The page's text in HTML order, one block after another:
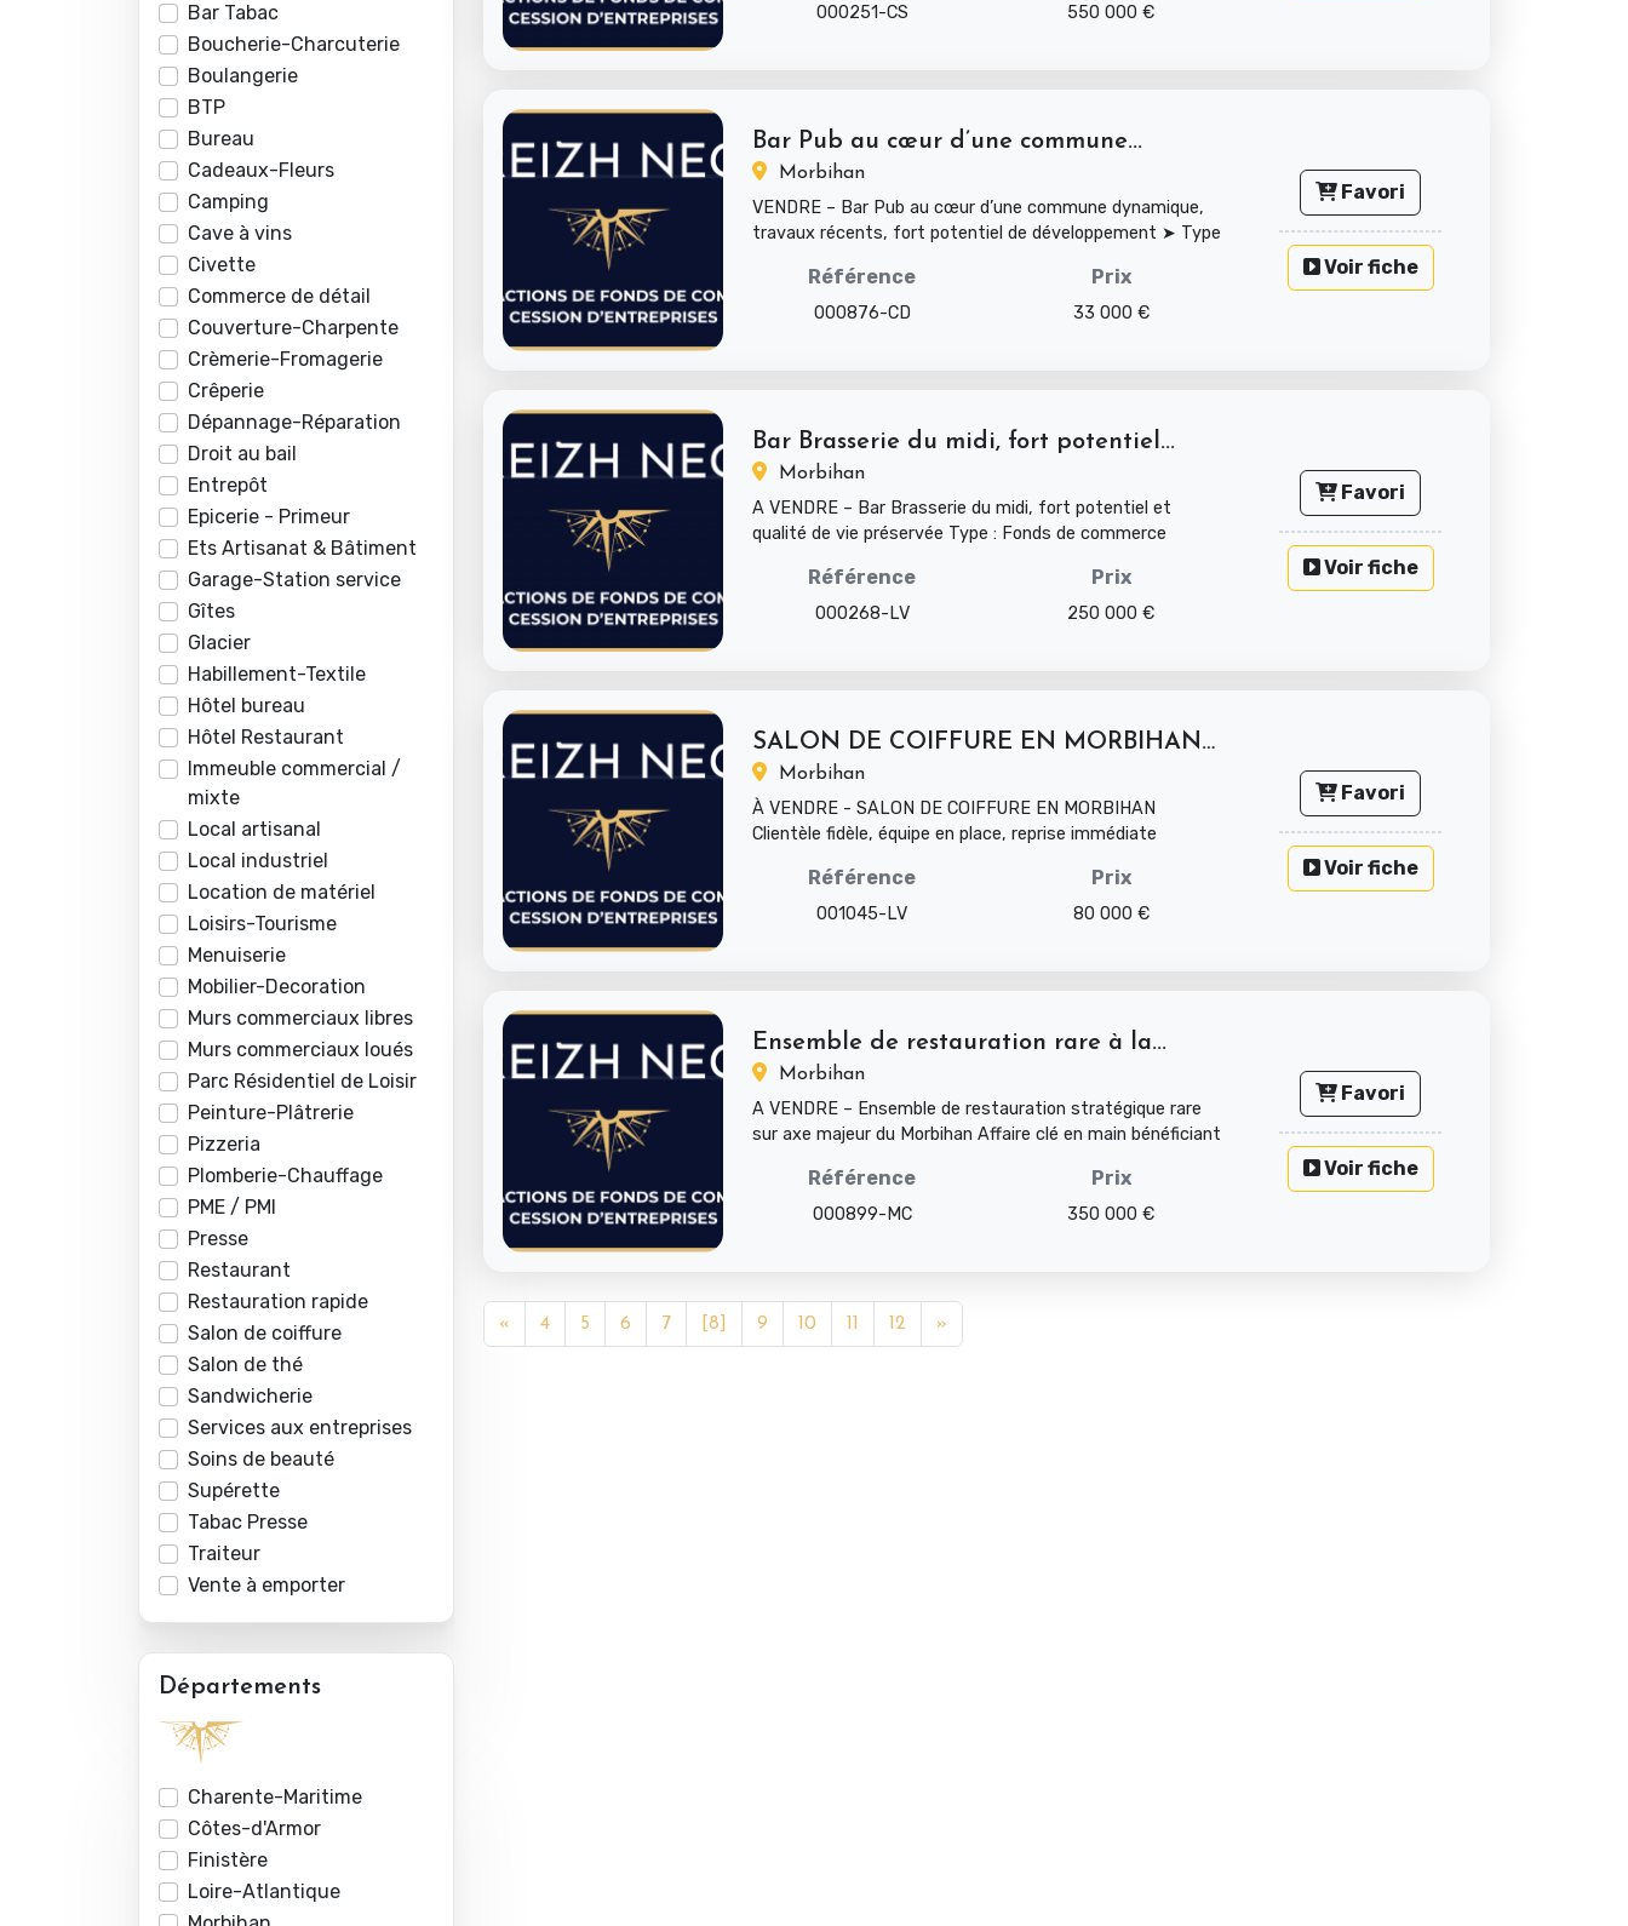
Bar Tabac
Boucherie-Charcuterie
Boulangerie
BTP
Bureau
Cadeaux-Fleurs
Camping
Cave à vins
Civette
Commerce de détail
Couverture-Charpente
Crèmerie-Fromagerie
Crêperie
Dépannage-Réparation
Droit au bail
Entrepôt
Epicerie - Primeur
Ets Artisanat & Bâtiment
Garage-Station service
Gîtes
Glacier
Habillement-Textile
Hôtel bureau
Hôtel Restaurant
Immeuble commercial /
mixte
Local artisanal
Local industriel
Location de matériel
Loisirs-Tourisme
Menuiserie
Mobilier-Decoration
Murs commerciaux libres
Murs commerciaux loués
Parc Résidentiel de Loisir
Peinture-Plâtrerie
Pizzeria
Plomberie-Chauffage
PME / PMI
Presse
Restaurant
Restauration rapide
Salon de coiffure
Salon de thé
Sandwicherie
Services aux entreprises
Soins de beauté
Supérette
Tabac Presse
Traiteur
Vente à emporter
Départements
Charente-Maritime
Côtes-d'Armor
Finistère
Loire-Atlantique
000251-CS 550 000 €
Bar Pub au cœur d’une commune...
Morbihan
VENDRE – Bar Pub au cœur d’une commune dynamique,
travaux récents, fort potentiel de développement ➤ Type
Référence
000876-CD
Prix
33 000 €
Favori
Voir fiche
Bar Brasserie du midi, fort potentiel...
Morbihan
A VENDRE – Bar Brasserie du midi, fort potentiel et
qualité de vie préservée Type : Fonds de commerce
Référence
000268-LV
Prix
250 000 €
Favori
Voir fiche
SALON DE COIFFURE EN MORBIHAN FDC +...
Morbihan
À VENDRE - SALON DE COIFFURE EN MORBIHAN
Clientèle fidèle, équipe en place, reprise immédiate
Référence
001045-LV
Prix
80 000 €
Favori
Voir fiche
Ensemble de restauration rare à la...
Morbihan
A VENDRE – Ensemble de restauration stratégique rare
sur axe majeur du Morbihan Affaire clé en main bénéficiant
Référence
000899-MC
Prix
350 000 €
Favori
Voir fiche
« 4 5 6 7 [8] 9 10 12 »